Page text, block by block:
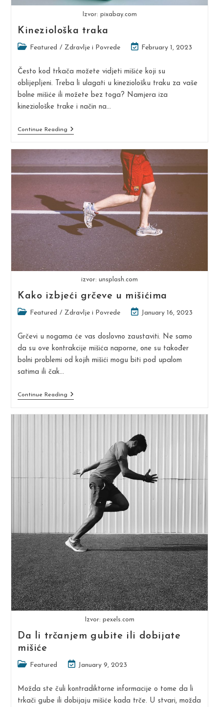
Izvor: pixabay.com
Kineziološka traka
PostFeatured / Zdravlje i Povrede
Post
modified:
February 1, 2023
Često kod trkača možete vidjeti mišiće koji su
oblijepljeni. Treba li ulagati u kineziološku traku za vaše
bolne mišiće ili možete bez toga? Namjera iza
kineziološke trake i način na…
Continue ReadingKineziološka
izvor: unsplash.com
Kako izbjeći grčeve u mišićima
PostFeatured / Zdravlje i Povrede
Post
modified:
January 16, 2023
Grčevi u nogama će vas doslovno zaustaviti. Ne samo
da su ove kontrakcije mišića naporne, one su također
bolni problemi od kojih mišići mogu biti pod upalom
satima ili čak…
Continue ReadingKako
Izvor: pexels.com
Da li trčanjem gubite ili dobijate
mišiće
PostFeatured
Post
modified:
January 9, 2023
Možda ste čuli kontradiktorne informacije o tome da li
trkači gube ili dobijaju mišiće kada trče. U stvari, možda